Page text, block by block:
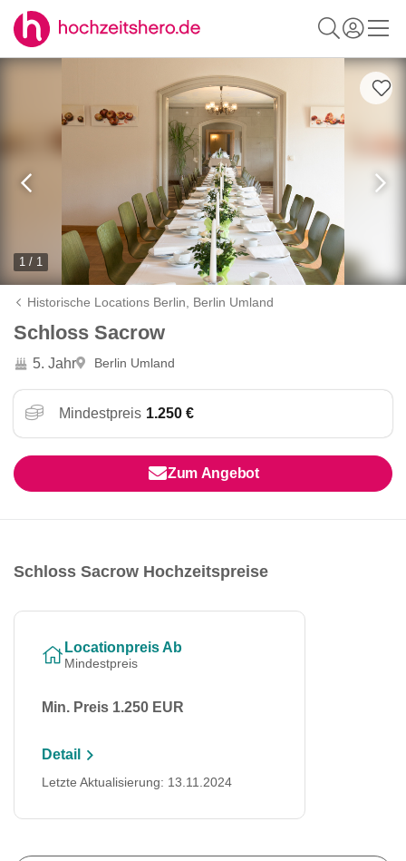
1 / 1
Historische Locations Berlin, Berlin Umland
Schloss Sacrow
5. Jahr Berlin Umland
Mindestpreis 1.250 €
Zum Angebot
Schloss Sacrow Hochzeitspreise
Locationpreis Ab
Mindestpreis
Min. Preis 1.250 EUR
Detail
Letzte Aktualisierung: 13.11.2024